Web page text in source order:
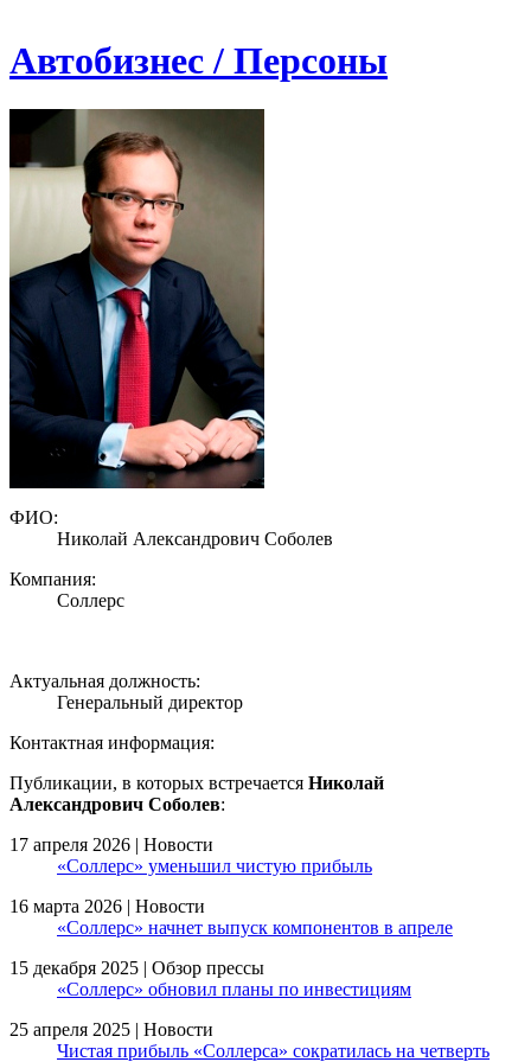
Автобизнес / Персоны
ФИО:
Николай Александрович Соболев
Компания:
Соллерс
Актуальная должность:
Генеральный директор
Контактная информация:
Публикации, в которых встречается Николай
Александрович Соболев:
17 апреля 2026 | Новости
«Соллерс» уменьшил чистую прибыль
16 марта 2026 | Новости
«Соллерс» начнет выпуск компонентов в апреле
15 декабря 2025 | Обзор прессы
«Соллерс» обновил планы по инвестициям
25 апреля 2025 | Новости
Чистая прибыль «Соллерса» сократилась на четверть